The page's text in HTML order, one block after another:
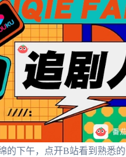
的下午，点开B站看到熟悉